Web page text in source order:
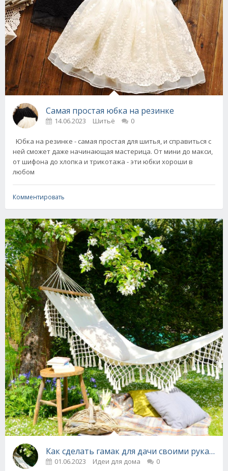
Самая простая юбка на резинке
14.06.2023 Шитьё 0
ней сможет даже начинающая мастерица. От мини до макси,
от шифона до хлопка и трикотажа - эти юбки хороши в
любом
Комментировать
Как сделать гамак для дачи своими руками -
01.06.2023 Идеи для дома 0